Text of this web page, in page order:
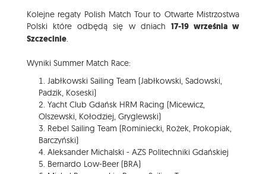
Kolejne regaty Polish Match Tour to Otwarte Mistrzostwa
Polski które odbędą się w dniach 17-19 września w
Szczecinie.
Wyniki Summer Match Race:
Jabłkowski Sailing Team (Jabłkowski, Sadowski,
Padzik, Koseski)
Yacht Club Gdańsk HRM Racing (Micewicz,
Olszewski, Kołodziej, Gryglewski)
Rebel Sailing Team (Rominiecki, Rożek, Prokopiak,
Barczyński)
Aleksander Michalski - AZS Politechniki Gdańskiej
Bernardo Low-Beer (BRA)